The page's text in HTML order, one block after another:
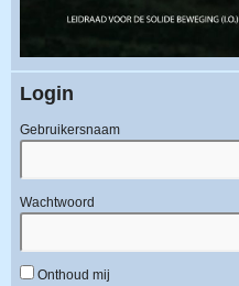
Login
Gebruikersnaam
Wachtwoord
Onthoud mij